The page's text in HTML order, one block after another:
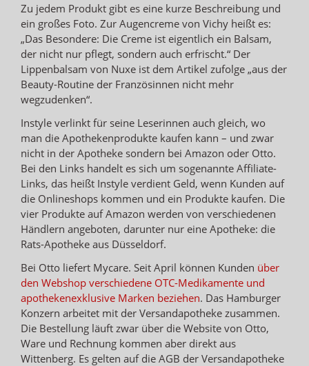
Zu jedem Produkt gibt es eine kurze Beschreibung und
ein großes Foto. Zur Augencreme von Vichy heißt es:
„Das Besondere: Die Creme ist eigentlich ein Balsam,
der nicht nur pflegt, sondern auch erfrischt.“ Der
Lippenbalsam von Nuxe ist dem Artikel zufolge „aus der
Beauty-Routine der Französinnen nicht mehr
wegzudenken“.
Instyle verlinkt für seine Leserinnen auch gleich, wo
man die Apothekenprodukte kaufen kann – und zwar
nicht in der Apotheke sondern bei Amazon oder Otto.
Bei den Links handelt es sich um sogenannte Affiliate-
Links, das heißt Instyle verdient Geld, wenn Kunden auf
die Onlineshops kommen und ein Produkte kaufen. Die
vier Produkte auf Amazon werden von verschiedenen
Händlern angeboten, darunter nur eine Apotheke: die
Rats-Apotheke aus Düsseldorf.
Bei Otto liefert Mycare. Seit April können Kunden über
den Webshop verschiedene OTC-Medikamente und
apothekenexklusive Marken beziehen. Das Hamburger
Konzern arbeitet mit der Versandapotheke zusammen.
Die Bestellung läuft zwar über die Website von Otto,
Ware und Rechnung kommen aber direkt aus
Wittenberg. Es gelten auf die AGB der Versandapotheke